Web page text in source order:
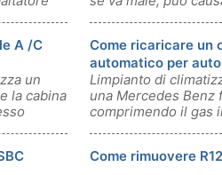
A /C
un
la cabina
Come ricaricare un
automatico per
Limpianto di
una Mercedes Benz
comprimendo il gas
Come rimuovere